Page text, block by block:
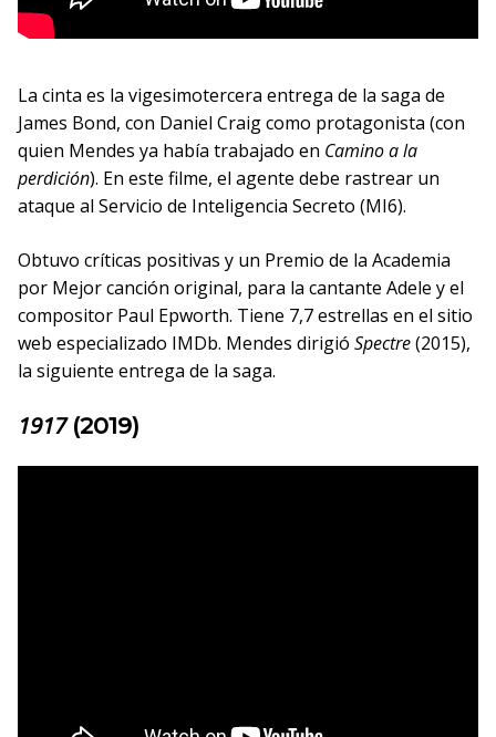
La cinta es la vigesimotercera entrega de la saga de
James Bond, con Daniel Craig como protagonista (con
quien Mendes ya había trabajado en Camino a la
perdición). En este filme, el agente debe rastrear un
ataque al Servicio de Inteligencia Secreto (MI6).
Obtuvo críticas positivas y un Premio de la Academia
por Mejor canción original, para la cantante Adele y el
compositor Paul Epworth. Tiene 7,7 estrellas en el sitio
web especializado IMDb. Mendes dirigió Spectre(2015),
la siguiente entrega de la saga.
1917 (2019)